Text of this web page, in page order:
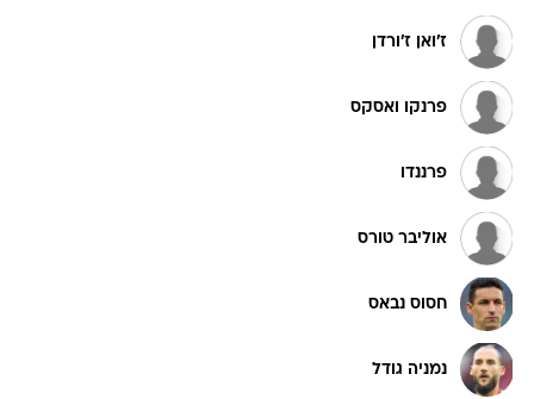
ז'ואן ז'ורדן
פרנקו ואסקס
פרננדו
אוליבר טורס
חסוס נבאס
נמניה גודל